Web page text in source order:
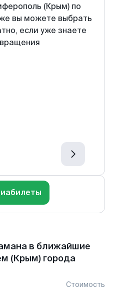
(Крым) по
вы можете выбрать
если уже знаете
в ближайшие
(Крым) города
Стоимость